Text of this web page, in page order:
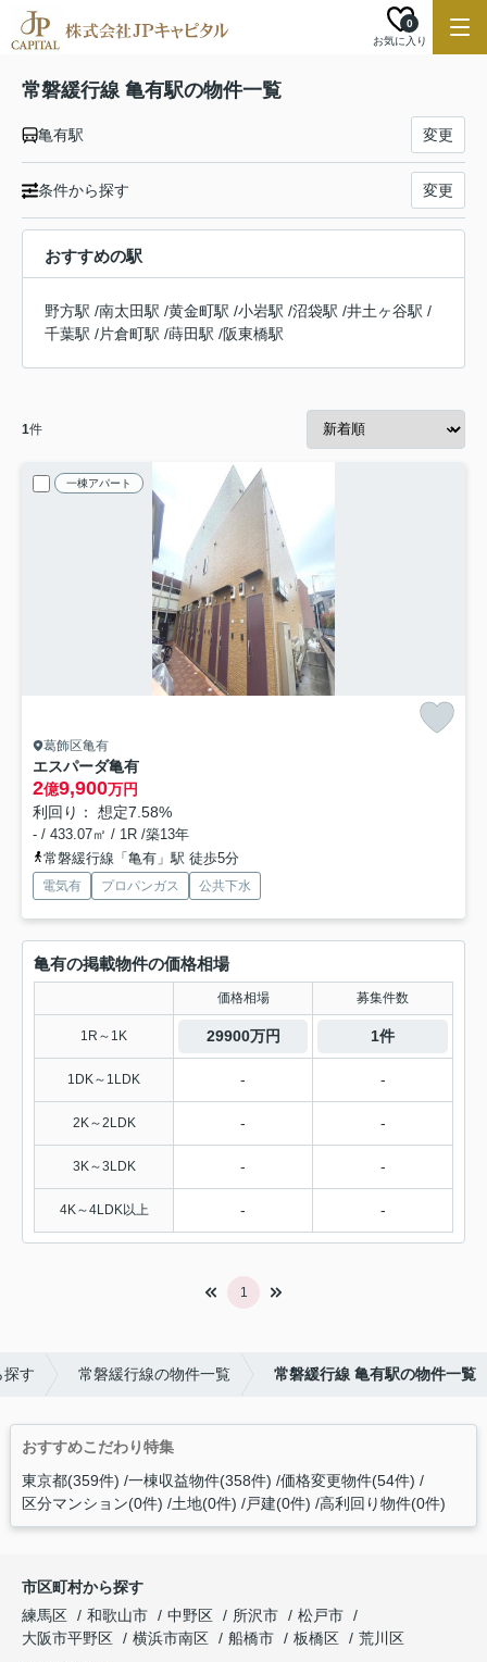
お気に入り
0
常磐緩行線 亀有駅の物件一覧
亀有駅 変更
条件から探す 変更
おすすめの駅
野方駅 /南太田駅 /黄金町駅 /小岩駅 /沼袋駅 /井土ヶ谷駅 /
千葉駅 /片倉町駅 /蒔田駅 /阪東橋駅
1件
一棟アパート
葛飾区亀有
エスパーダ亀有
2億9,900万円
利回り： 想定7.58%
- / 433.07㎡ / 1R /築13年
常磐緩行線「亀有」駅 徒歩5分
電気有 プロパンガス 公共下水
亀有の掲載物件の価格相場
価格相場 募集件数
1R～1K 29900万円 1件
1DK～1LDK - -
2K～2LDK - -
3K～3LDK - -
4K～4LDK以上 - -
1
探す 常磐緩行線の物件一覧 常磐緩行線 亀有駅の物件一覧
おすすめこだわり特集
東京都(359件) 一棟収益物件(358件) 価格変更物件(54件)
区分マンション(0件) 土地(0件) 戸建(0件) 高利回り物件(0件)
市区町村から探す
練馬区
和歌山市 中野区 所沢市
松戸市
大阪市平野区
横浜市南区 船橋市 板橋区
荒川区